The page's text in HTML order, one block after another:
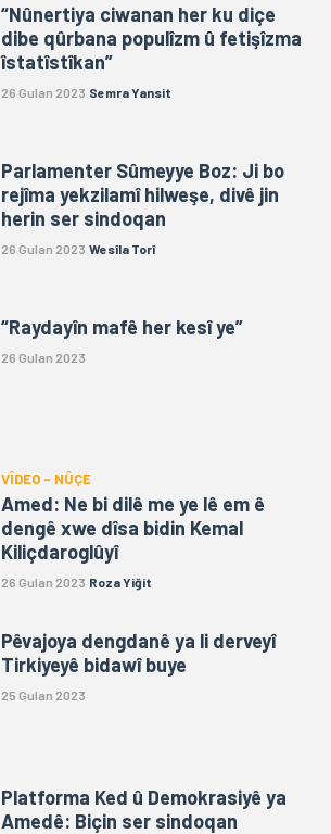
“Nûnertiya ciwanan her ku diçe
dibe qûrbana populîzm û fetişîzma
îstatîstîkan”
26 Gulan 2023 Semra Yansit
Parlamenter Sûmeyye Boz: Ji bo
rejîma yekzilamî hilweşe, divê jin
herin ser sindoqan
26 Gulan 2023 Wesîla Torî
“Raydayîn mafê her kesî ye”
26 Gulan 2023
VÎDEO - NÛÇE
Amed: Ne bi dilê me ye lê em ê
dengê xwe dîsa bidin Kemal
Kiliçdaroglûyî
26 Gulan 2023 Roza Yiğit
Pêvajoya dengdanê ya li derveyî
Tirkiyeyê bidawî buye
25 Gulan 2023
Platforma Ked û Demokrasiyê ya
Amedê: Biçin ser sindoqan